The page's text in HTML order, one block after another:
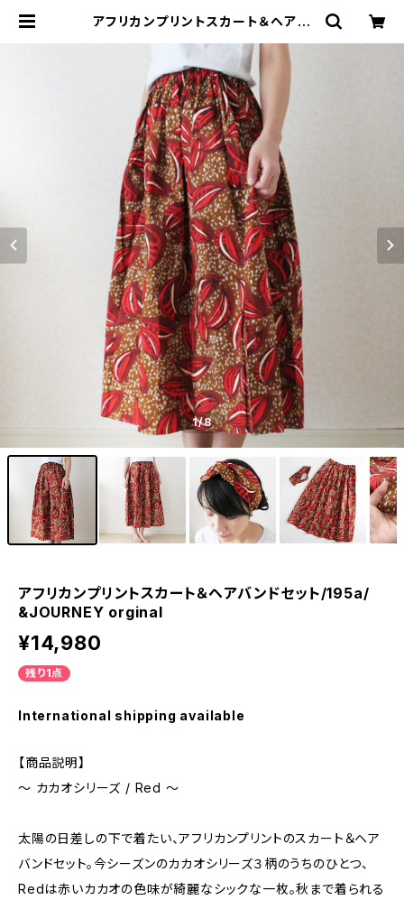
アフリカンプリントスカート＆ヘアバ
inal | &JOURNEY
1/8
アフリカンプリントスカート＆ヘアバンドセット/195a/
&JOURNEY orginal
¥14,980
残り1点
International shipping available
【商品説明】
〜 カカオシリーズ / Red 〜
太陽の日差しの下で着たい、アフリカンプリントのスカート＆ヘア
バンドセット。今シーズンのカカオシリーズ３柄のうちのひとつ、
Redは赤いカカオの色味が綺麗なシックな一枚。秋まで着られる